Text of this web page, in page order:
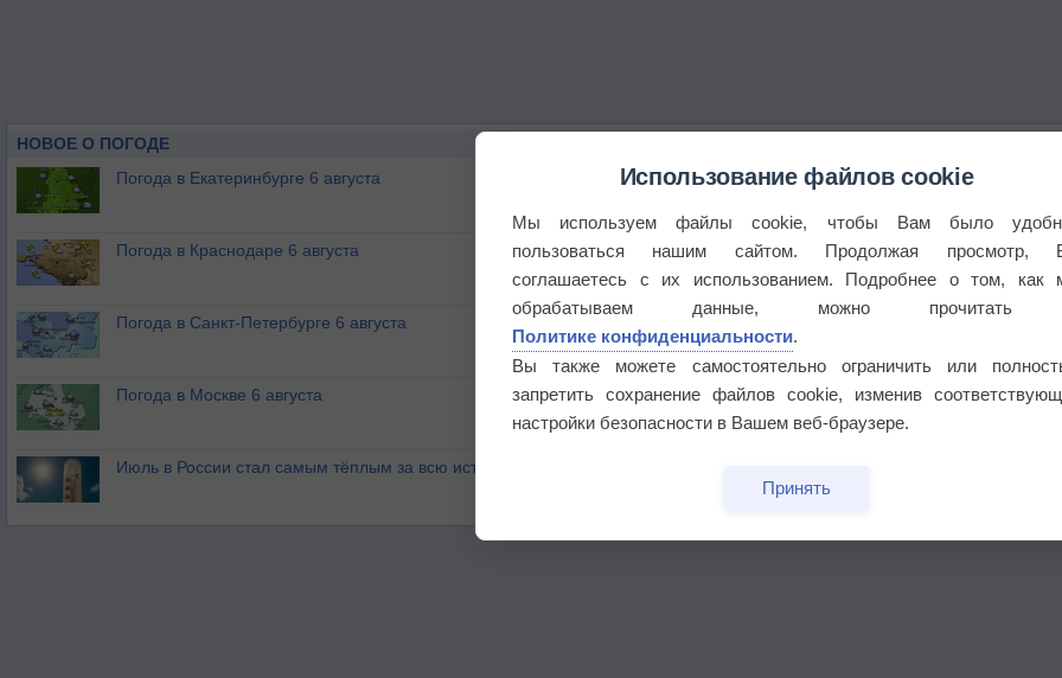
НОВОЕ О ПОГОДЕ
Погода в Екатеринбурге 6 августа
Погода в Краснодаре 6 августа
Погода в Санкт-Петербурге 6 августа
Погода в Москве 6 августа
Июль в России стал самым тёплым за всю историю
Использование файлов cookie
Мы используем файлы cookie, чтобы Вам было
пользоваться нашим сайтом. Продолжая просмотр,
соглашаетесь с их использованием. Подробнее о том, как
обрабатываем данные, можно прочитать
Политике конфиденциальности.
Вы также можете самостоятельно ограничить или
запретить сохранение файлов cookie, изменив
настройки безопасности в Вашем веб-браузере.
Принять